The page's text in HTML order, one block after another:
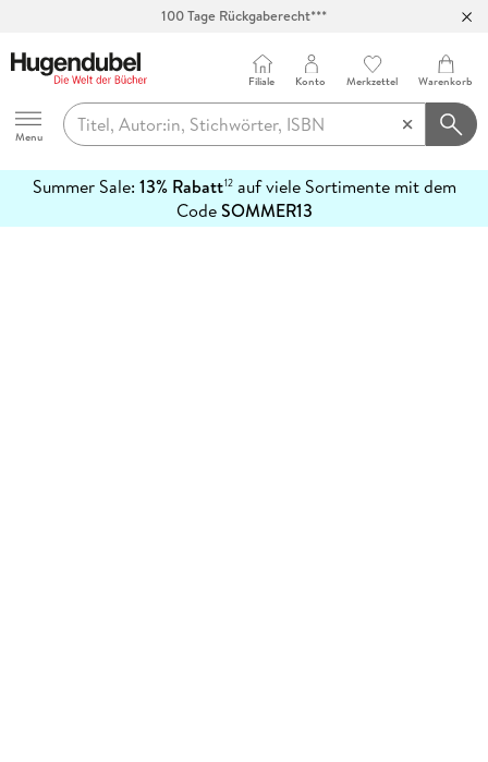
100 Tage Rückgaberecht***
Hugendubel
Menu
Filiale Konto Merkzettel Warenkorb
Summer Sale: 13% Rabatt12auf viele Sortimente mit dem
CodeSOMMER13
erfahren